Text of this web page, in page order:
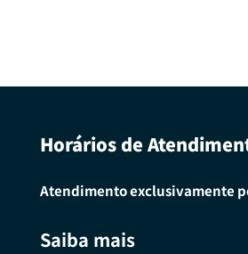
Horários de
Atendimento exclusivamente
Saiba mais